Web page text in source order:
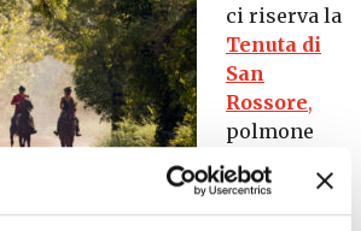
ci riserva la
Tenuta di
San
Rossore,
polmone
verde tra la
città e il
mare. Da